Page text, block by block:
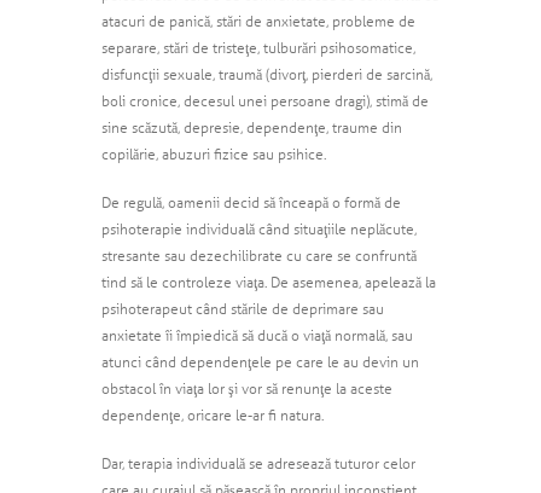
atacuri de panică, stări de anxietate, probleme de
separare, stări de tristeţe, tulburări psihosomatice,
disfuncţii sexuale, traumă (divorţ, pierderi de sarcină,
boli cronice, decesul unei persoane dragi), stimă de
sine scăzută, depresie, dependenţe, traume din
copilărie, abuzuri fizice sau psihice.
De regulă, oamenii decid să înceapă o formă de
psihoterapie individuală când situaţiile neplăcute,
stresante sau dezechilibrate cu care se confruntă
tind să le controleze viaţa. De asemenea, apelează la
psihoterapeut când stările de deprimare sau
anxietate îi împiedică să ducă o viaţă normală, sau
atunci când dependenţele pe care le au devin un
obstacol în viaţa lor şi vor să renunţe la aceste
dependenţe, oricare le-ar fi natura.
Dar, terapia individuală se adresează tuturor celor